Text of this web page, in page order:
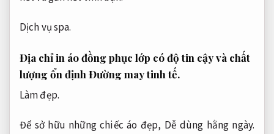
Dịch vụ spa.
Địa chỉ in áo đồng phục lớp có độ tin cậy và chất
lượng ổn định Đường may tinh tế.
Làm đẹp.
Để sở hữu những chiếc áo đẹp, Dễ dùng hằng ngày.